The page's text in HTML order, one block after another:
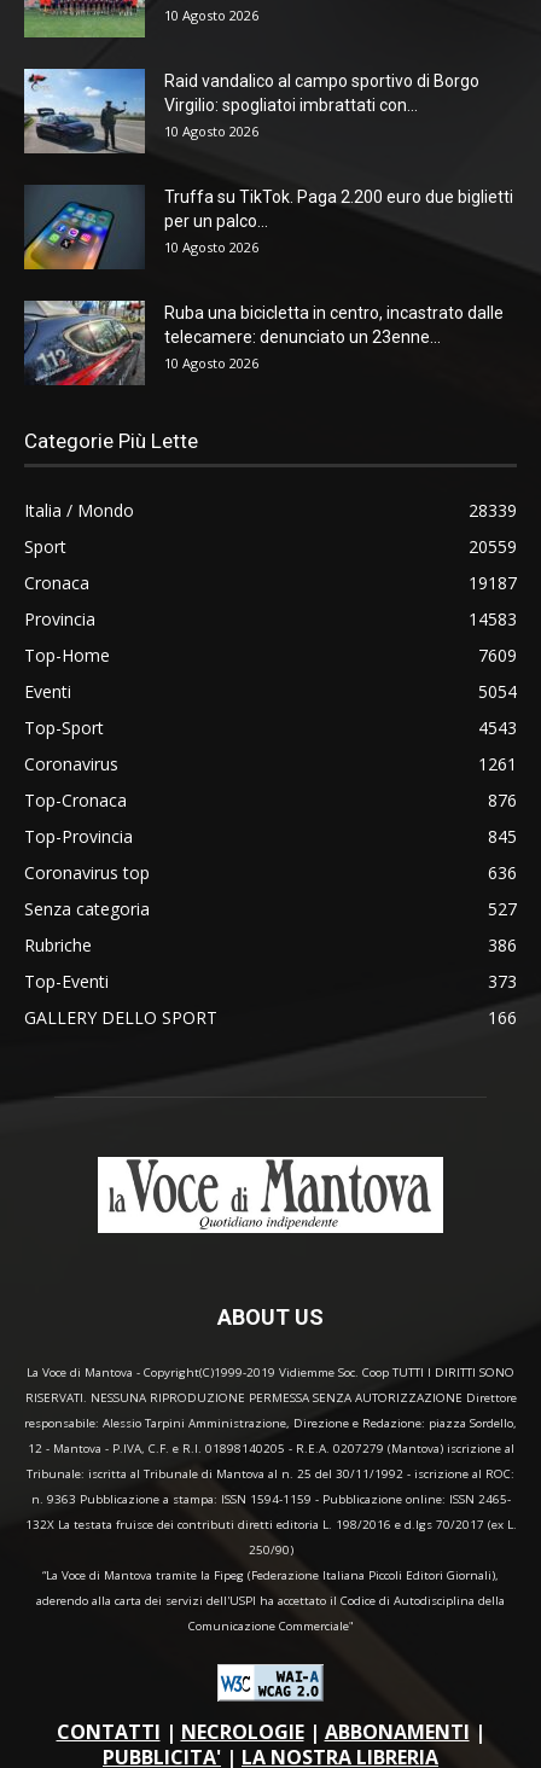
10 Agosto 2026
Raid vandalico al campo sportivo di Borgo
Virgilio: spogliatoi imbrattati con...
10 Agosto 2026
Truffa su TikTok. Paga 2.200 euro due biglietti
per un palco...
10 Agosto 2026
Ruba una bicicletta in centro, incastrato dalle
telecamere: denunciato un 23enne...
10 Agosto 2026
Categorie Più Lette
Italia / Mondo
28339
Sport
20559
Cronaca
19187
Provincia
14583
Top-Home
7609
Eventi
5054
Top-Sport
4543
Coronavirus
1261
Top-Cronaca
876
Top-Provincia
845
Coronavirus top
636
Senza categoria
527
Rubriche
386
Top-Eventi
373
GALLERY DELLO SPORT
166
ABOUT US
La Voce di Mantova - Copyright(C)1999-2019 Vidiemme Soc. Coop TUTTI I DIRITTI SONO
RISERVATI. NESSUNA RIPRODUZIONE PERMESSA SENZA AUTORIZZAZIONE Direttore
responsabile: Alessio Tarpini Amministrazione, Direzione e Redazione: piazza Sordello,
12 - Mantova - P.IVA, C.F. e R.I. 01898140205 - R.E.A. 0207279 (Mantova) iscrizione al
Tribunale: iscritta al Tribunale di Mantova al n. 25 del 30/11/1992 - iscrizione al ROC:
n. 9363 Pubblicazione a stampa: ISSN 1594-1159 - Pubblicazione online: ISSN 2465-
132X La testata fruisce dei contributi diretti editoria L. 198/2016 e d.lgs 70/2017 (ex L.
250/90)
“La Voce di Mantova tramite la Fipeg (Federazione Italiana Piccoli Editori Giornali),
aderendo alla carta dei servizi dell'USPI ha accettato il Codice di Autodisciplina della
Comunicazione Commerciale"
CONTATTI | NECROLOGIE| ABBONAMENTI |
PUBBLICITA' | LA NOSTRA LIBRERIA